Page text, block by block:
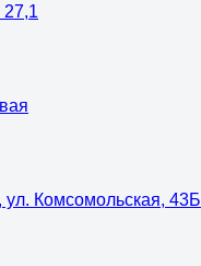
27,1
ул. Комсомольская, 43Б